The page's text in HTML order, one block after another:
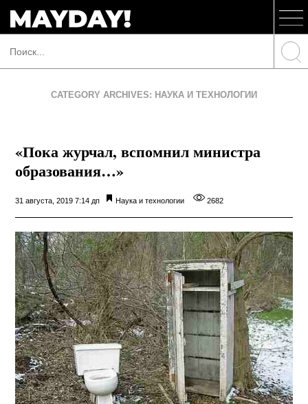
CATEGORY ARCHIVES: НАУКА И ТЕХНОЛОГИИ
«Пока журчал, вспомнил министра
образования…»
31 августа, 2019 7:14 дп Наука и технологии 2682